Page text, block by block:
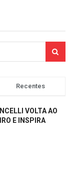
Recentes
VOLTA AO
E INSPIRA